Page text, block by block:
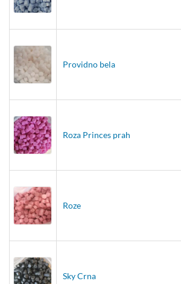
Providno bela
Roza Princes prah
Roze
Sky Crna